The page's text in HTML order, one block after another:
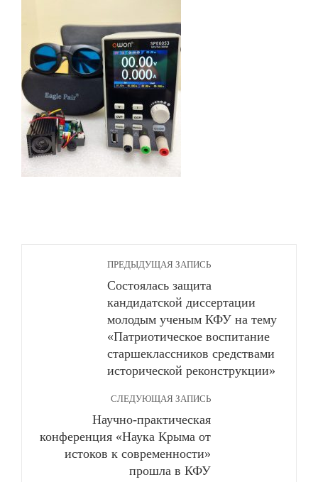
ПРЕДЫДУЩАЯ ЗАПИСЬ
Состоялась защита
кандидатской диссертации
молодым ученым КФУ на тему
«Патриотическое воспитание
старшеклассников средствами
исторической реконструкции»
СЛЕДУЮЩАЯ ЗАПИСЬ
Научно-практическая
конференция «Наука Крыма от
истоков к современности»
прошла в КФУ